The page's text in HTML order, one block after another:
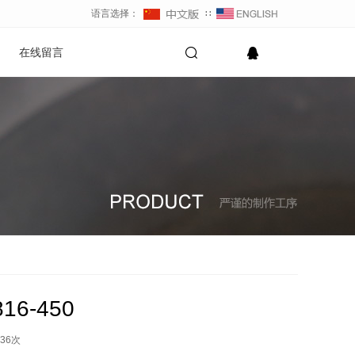
语言选择： ∷
在线留言
450
次